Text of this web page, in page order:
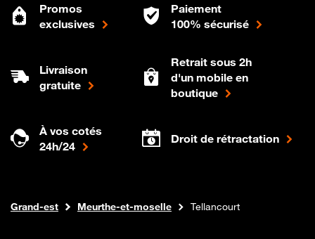
Promos
exclusives
Paiement
100% sécurisé
Livraison
gratuite
Retrait sous 2h
d'un mobile en
boutique
À vos cotés
24h/24
Droit de rétractation
Boutique Orange
Internet fibre
Grand-est Meurthe-et-moselle Tellancourt